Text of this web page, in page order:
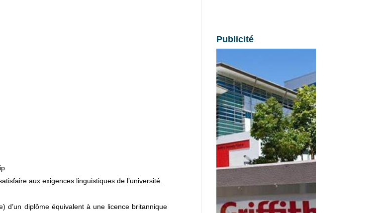
aux exigences linguistiques de l’université.
d’un diplôme équivalent à une licence britannique
Publicité